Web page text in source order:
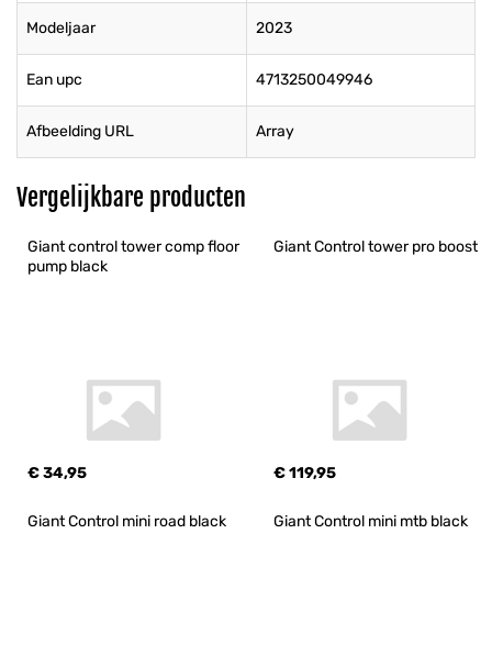
Modeljaar 2023
Ean upc 4713250049946
Afbeelding URL Array
Vergelijkbare producten
Giant control tower comp floor
pump black
€ 34,95
Giant Control tower pro boost
€ 119,95
Giant Control mini road black Giant Control mini mtb black